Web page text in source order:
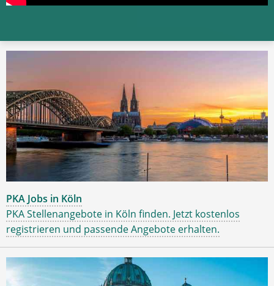
PKA Jobs in Köln
PKA Stellenangebote in Köln finden. Jetzt kostenlos
registrieren und passende Angebote erhalten.